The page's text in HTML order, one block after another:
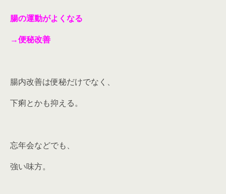
腸の運動がよくなる
→便秘改善
腸内改善は便秘だけでなく、
下痢とかも抑える。
忘年会などでも、
強い味方。